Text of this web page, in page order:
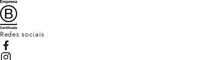
Redes sociais